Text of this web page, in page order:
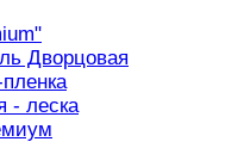
Дворцовая
- леска